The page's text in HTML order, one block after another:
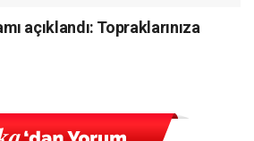
açıklandı: Topraklarınıza